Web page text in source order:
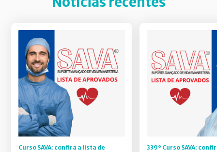
Curso SAVA: confira a lista de
339º Curso SAVA: